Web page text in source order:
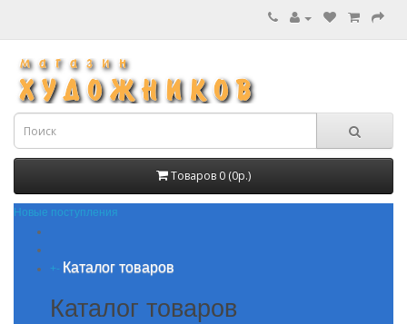
Товаров 0 (0р.)
Новые поступления
+- Каталог товаров
Каталог товаров